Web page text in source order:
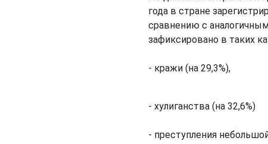
года в стране
сравнению с
зафиксировано в таких
- кражи (на 29,3%),
- хулиганства (на 32,6%)
- преступления